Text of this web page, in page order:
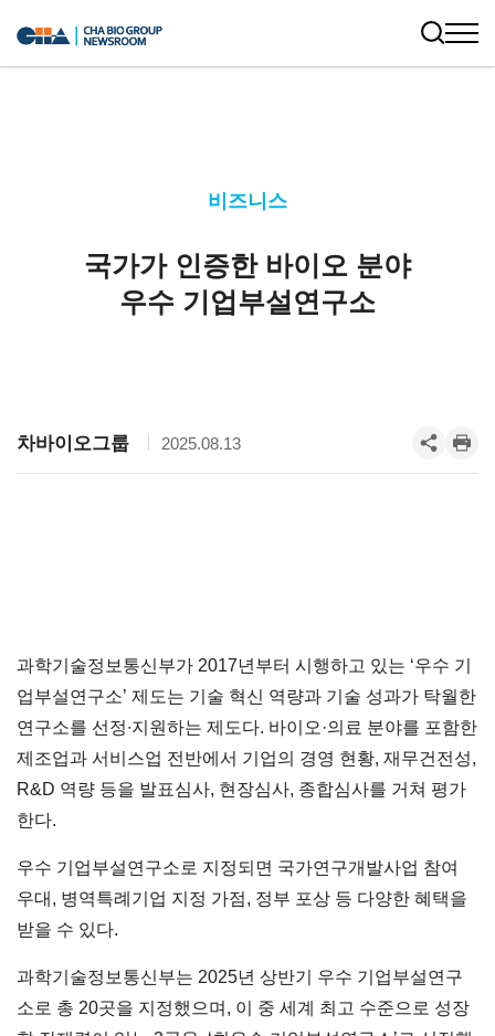
비즈니스
국가가 인증한 바이오 분야
우수 기업부설연구소
차바이오그룹 2025.08.13
과학기술정보통신부가 2017년부터 시행하고 있는 ‘우수 기
업부설연구소’ 제도는 기술 혁신 역량과 기술 성과가 탁월한
연구소를 선정∙지원하는 제도다. 바이오·의료 분야를 포함한
제조업과 서비스업 전반에서 기업의 경영 현황, 재무건전성,
R&D 역량 등을 발표심사, 현장심사, 종합심사를 거쳐 평가
한다.
우수 기업부설연구소로 지정되면 국가연구개발사업 참여
우대, 병역특례기업 지정 가점, 정부 포상 등 다양한 혜택을
받을 수 있다.
과학기술정보통신부는 2025년 상반기 우수 기업부설연구
소로 총 20곳을 지정했으며, 이 중 세계 최고 수준으로 성장